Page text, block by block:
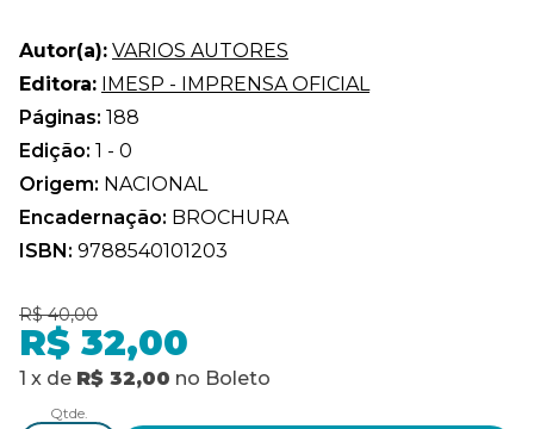
Autor(a): VARIOS AUTORES
Editora: IMESP - IMPRENSA OFICIAL
Páginas: 188
Edição: 1 - 0
Origem: NACIONAL
Encadernação: BROCHURA
ISBN: 9788540101203
R$ 40,00
R$ 32,00
1 x de R$ 32,00 no Boleto
Qtde.